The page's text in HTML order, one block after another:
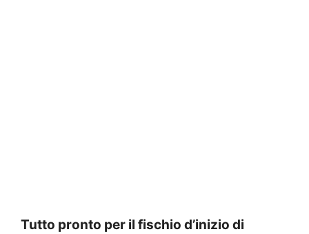
Tutto pronto per il fischio d’inizio di